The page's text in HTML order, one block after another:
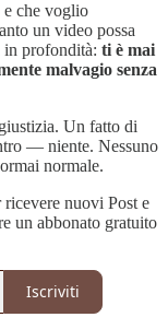
e che voglio
un video possa
in profondità: ti è mai
malvagio senza
Un fatto di
— niente. Nessuno
normale.
ricevere nuovi Post e
un abbonato gratuito
Iscriviti